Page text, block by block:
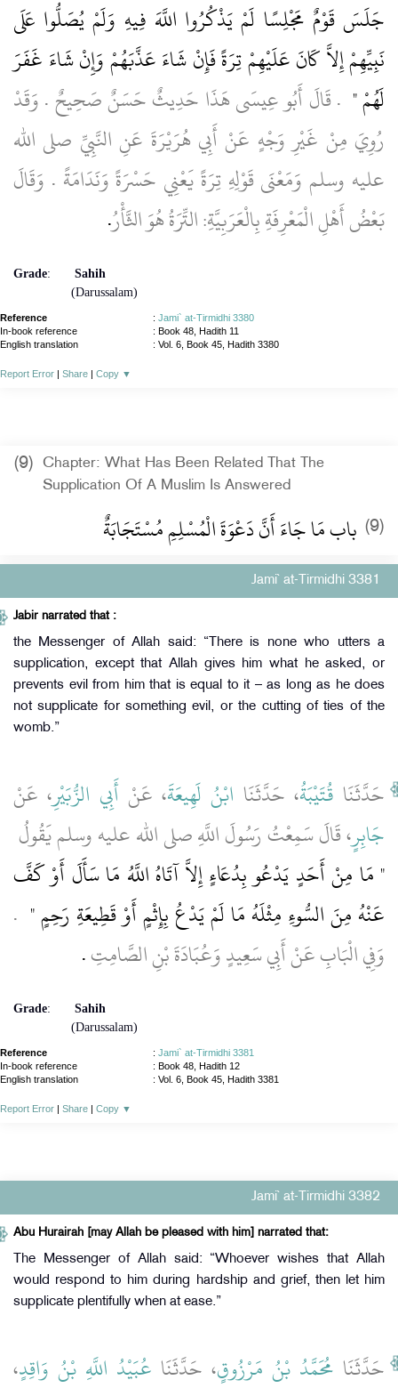
جَلَسَ قَوْمٌ مَجْلِسًا لَمْ يَذْكُرُوا اللَّهَ فِيهِ وَلَمْ يُصَلُّوا عَلَى
نَبِيِّهِمْ إِلاَّ كَانَ عَلَيْهِمْ تِرَةً فَإِنْ شَاءَ عَذَّبَهُمْ وَإِنْ شَاءَ غَفَرَ
لَهُمْ ‏" ‏ ‏.‏ قَالَ أَبُو عِيسَى هَذَا حَدِيثٌ حَسَنٌ صَحِيحٌ ‏.‏ وَقَدْ
رُوِيَ مِنْ غَيْرِ وَجْهٍ عَنْ أَبِي هُرَيْرَةَ عَنِ النَّبِيِّ صلى الله
عليه وسلم وَمَعْنَى قَوْلِهِ تِرَةً يَعْنِي حَسْرَةً وَنَدَامَةً ‏.‏ وَقَالَ
بَعْضُ أَهْلِ الْمَعْرِفَةِ بِالْعَرَبِيَّةِ: التِّرَةُ هُوَ الثَّأْرُ.
Grade:
Sahih
(Darussalam)
Reference : Jami` at-Tirmidhi 3380
In-book reference
: Book 48, Hadith 11
English translation
: Vol. 6, Book 45, Hadith 3380
Report Error Share Copy ▼
(9)
Chapter: What Has Been Related That The
Supplication Of A Muslim Is Answered
(9) باب مَا جَاءَ أَنَّ دَعْوَةَ الْمُسْلِمِ مُسْتَجَابَةٌ ‏
Jami` at-Tirmidhi 3381
Jabir narrated that :
the Messenger of Allah said: “There is none who utters a
supplication, except that Allah gives him what he asked, or
prevents evil from him that is equal to it – as long as he does
not supplicate for something evil, or the cutting of ties of the
womb.”
حَدَّثَنَا قُتَيْبَةُ، حَدَّثَنَا ابْنُ لَهِيعَةَ، عَنْ أَبِي الزُّبَيْرِ، عَنْ
جَابِرٍ، قَالَ سَمِعْتُ رَسُولَ اللَّهِ صلى الله عليه وسلم يَقُولُ ‏
"‏ مَا مِنْ أَحَدٍ يَدْعُو بِدُعَاءٍ إِلاَّ آتَاهُ اللَّهُ مَا سَأَلَ أَوْ كَفَّ
عَنْهُ مِنَ السُّوءِ مِثْلَهُ مَا لَمْ يَدْعُ بِإِثْمٍ أَوْ قَطِيعَةِ رَحِمٍ ‏" ‏ ‏.‏
وَفِي الْبَابِ عَنْ أَبِي سَعِيدٍ وَعُبَادَةَ بْنِ الصَّامِتِ‏.‏
Grade:
Sahih
(Darussalam)
Reference : Jami` at-Tirmidhi 3381
In-book reference
: Book 48, Hadith 12
English translation
: Vol. 6, Book 45, Hadith 3381
Report Error | Share | Copy ▼
Jami` at-Tirmidhi 3382
Abu Hurairah [may Allah be pleased with him] narrated that:
The Messenger of Allah said: “Whoever wishes that Allah
would respond to him during hardship and grief, then let him
supplicate plentifully when at ease.”
حَدَّثَنَا مُحَمَّدُ بْنُ مَرْزُوقٍ، حَدَّثَنَا عُبَيْدُ اللَّهِ بْنُ وَاقِدٍ،